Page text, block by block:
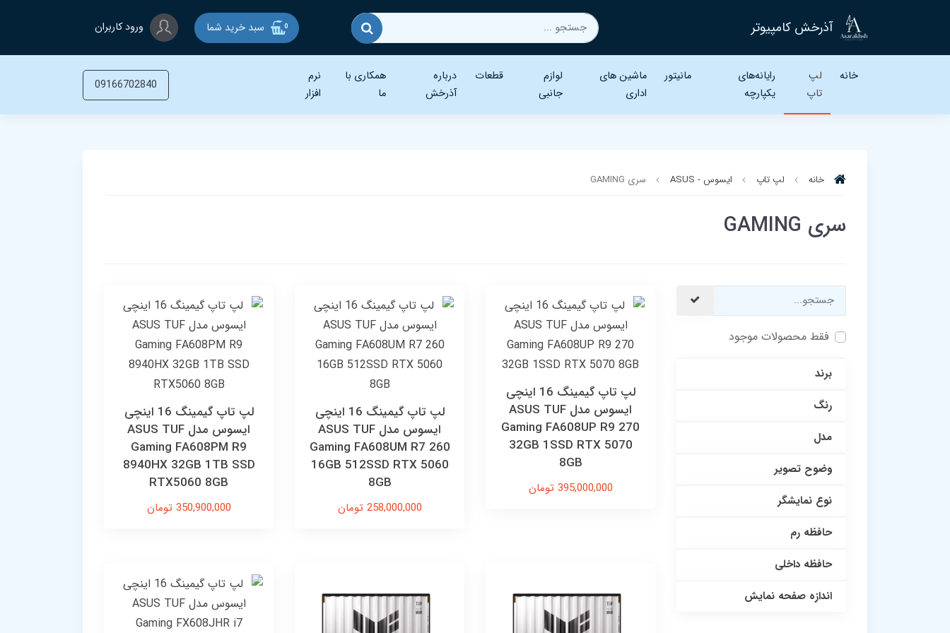
آذرخش کامپیوتر 0 سبد خرید شما ورود کاربران
خانه
لپ
تاپ‌
رایانه‌های
یکپارچه
مانیتور
ماشین های
اداری
لوازم
جانبی
قطعات
درباره
آذرخش
همکاری با
ما
نرم
افزار
09166702840
خانه لپ تاپ‌ ایسوس - ASUS سری GAMING
سری GAMING
فقط محصولات موجود
برند
رنگ
مدل
وضوح تصویر
نوع نمایشگر
حافظه رم
حافظه داخلی
اندازه صفحه نمایش
لپ تاپ گیمینگ 16 اینچی
ایسوس مدل ASUS TUF
Gaming FA608UP R9 270
32GB 1SSD RTX 5070
8GB
395,000,000 تومان
لپ تاپ گیمینگ 16 اینچی
ایسوس مدل ASUS TUF
Gaming FA608UM R7 260
16GB 512SSD RTX 5060
8GB
258,000,000 تومان
لپ تاپ گیمینگ 16 اینچی
ایسوس مدل ASUS TUF
Gaming FA608PM R9
8940HX 32GB 1TB SSD
RTX5060 8GB
350,900,000 تومان